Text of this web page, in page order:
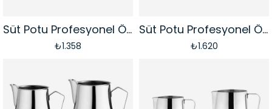
Süt Potu Profesyonel Ördek Ağızlı Latte Art Pitcher - Paslanmaz Çelik | 500 ml
₺1.358
Süt Potu Profesyonel Ördek Ağızlı Latte Art Pitcher - Paslanmaz Çelik | 700 ml
₺1.620